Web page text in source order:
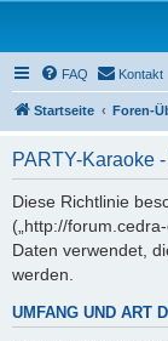
FAQ Kontakt
Startseite Foren-
PARTY-Karaoke
Diese Richtlinie
(„http://
Daten verwendet,
werden.
UMFANG UND ART